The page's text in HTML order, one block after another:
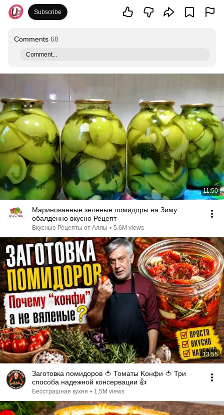
Subscribe
Comments 68
Comment...
11:50
Маринованные зеленые помидоры на Зиму
обалденно вкусно Рецепт
Вкусные Рецепты от Аллы • 5.6M views
13:55
Заготовка помидоров 🍅 Томаты Kонфи 🍅 Три
способа надежной консервации 👍
Бесстрашная кухня • 1.5M views